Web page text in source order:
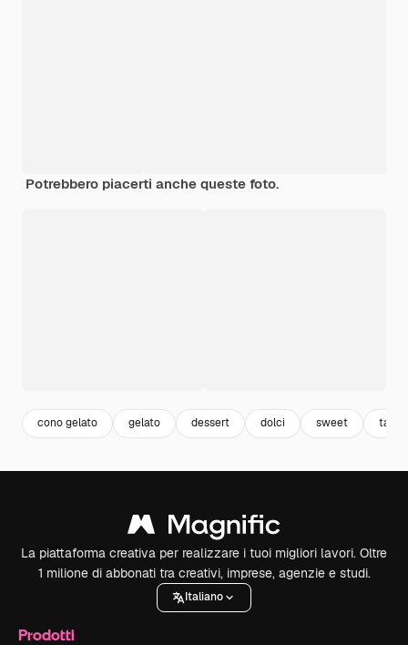
Potrebbero piacerti anche queste foto.
cono gelato gelato dessert dolci sweet table
La piattaforma creativa per realizzare i tuoi migliori lavori. Oltre
1 milione di abbonati tra creativi, imprese, agenzie e studi.
Italiano
Prodotti